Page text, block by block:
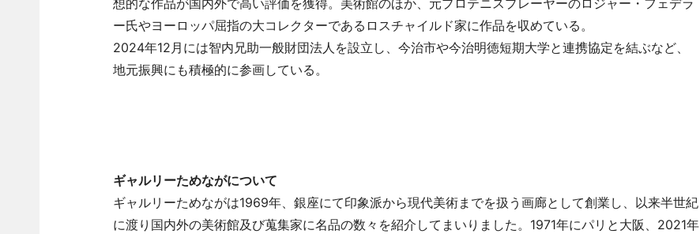
想的な作品が国内外で高い評価を獲得。美術館のほか、元プロテニスプレーヤーのロジャー・フェデラ
ー氏やヨーロッパ屈指の大コレクターであるロスチャイルド家に作品を収めている。
2024年12月には智内兄助一般財団法人を設立し、今治市や今治明徳短期大学と連携協定を結ぶなど、
地元振興にも積極的に参画している。
ギャルリーためながについて
ギャルリーためながは1969年、銀座にて印象派から現代美術までを扱う画廊として創業し、以来半世紀
に渡り国内外の美術館及び蒐集家に名品の数々を紹介してまいりました。1971年にパリと大阪、2021年